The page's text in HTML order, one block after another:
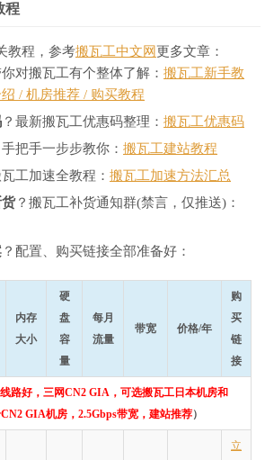
程
教程，参考搬瓦工中文网 更多文章：
你对搬瓦工有个整体了解： 搬瓦工新手教
/ 机房推荐 / 购买教程
？最新搬瓦工优惠码整理： 搬瓦工优惠码
把手一步步教你： 搬瓦工建站教程
瓦工加速全教程： 搬瓦工加速方法汇总
？搬瓦工补货通知群(禁言，仅推送)：
？配置、购买链接全部准备好：
内存
大小
硬
盘
容
量
每月
流量
带宽 价格/年
购
买
链
接
线路好，三网CN2 GIA，可选搬瓦工日本机房和
GIA机房，2.5Gbps带宽，建站推荐）
立